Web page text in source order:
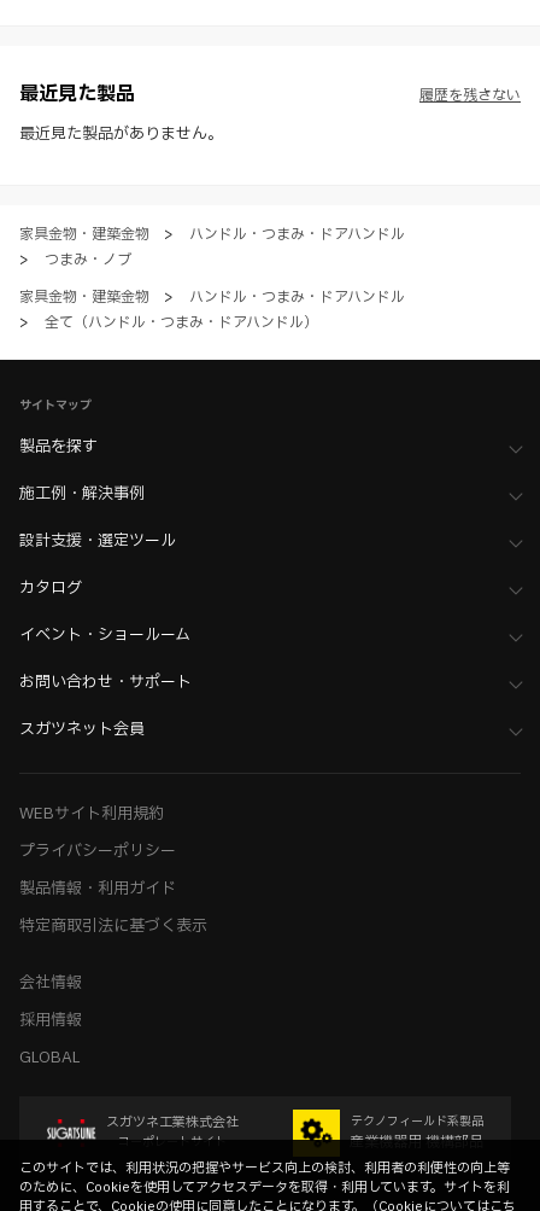
社製品の使用ご検討、又は販売促進目的の利用に限ります。
※ 本WEBサイト製品情報のご利用にあたっては、WEBサイト利用規
約、プライバシーポリシー、製品情報ガイドをご確認いただき、内容の
最近見た製品
最近見た製品がありません。
履歴を残さない
家具金物・建築金物 >
ハンドル・つまみ・ドアハンドル
>
つまみ・ノブ
家具金物・建築金物
>
ハンドル・つまみ・ドアハンドル
>
全て（ハンドル・つまみ・ドアハンドル）
サイトマップ
製品を探す
施工例・解決事例
設計支援・選定ツール
カタログ
イベント・ショールーム
お問い合わせ・サポート
スガツネット会員
WEBサイト利用規約
プライバシーポリシー
製品情報・利用ガイド
特定商取引法に基づく表示
会社情報
採用情報
GLOBAL
スガツネ工業株式会社
コーポレートサイト
テクノフィールド系製品
産業機器用 機構部品
このサイトでは、利用状況の把握やサービス向上の検討、利用者の利便性の向上等
のために、Cookieを使用してアクセスデータを取得・利用しています。サイトを利
用することで、Cookieの使用に同意したことになります。（Cookieについてはこち